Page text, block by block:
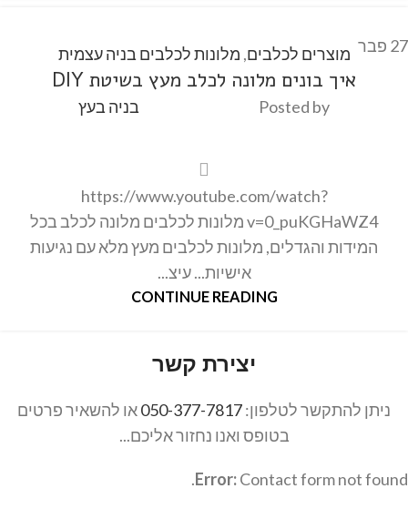
27 פבר מוצרים לכלבים, מלונות לכלבים בניה עצמית
איך בונים מלונה לכלב מעץ בשיטת DIY
Posted by בניה בעץ
https://www.youtube.com/watch?
v=0_puKGHaWZ4 מלונות לכלבים מלונה לכלב בכל
המידות והגדלים, מלונות לכלבים מעץ מלא עם נגיעות
אישיות... עיצ...
CONTINUE READING
יצירת קשר
ניתן להתקשר לטלפון:050-377-7817או להשאיר פרטים
בטופס ואנו נחזור אליכם...
Error:Contact form not found.